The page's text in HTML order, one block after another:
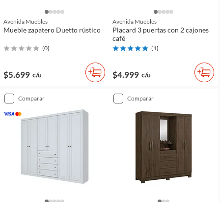
Avenida Muebles
Mueble zapatero Duetto rústico
(0)
$5.699 c/u
Avenida Muebles
Placard 3 puertas con 2 cajones
café
(1)
$4.999 c/u
comparar comparar